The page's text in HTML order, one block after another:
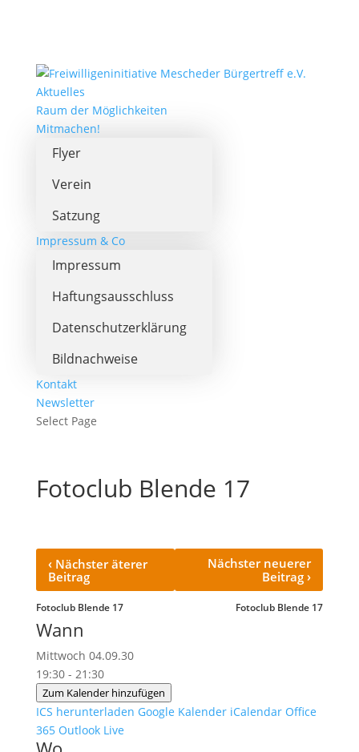
Aktuelles
Raum der Möglichkeiten
Mitmachen!
Flyer
Verein
Satzung
Impressum & Co
Impressum
Haftungsausschluss
Datenschutzerklärung
Bildnachweise
Kontakt
Newsletter
Select Page
Fotoclub Blende 17
‹Nächster äterer
Beitrag
Fotoclub Blende 17
Nächster neuerer
Beitrag›
Fotoclub Blende 17
Wann
Mittwoch 04.09.30
19:30 - 21:30
Zum Kalender hinzufügen
ICS herunterladen Google Kalender iCalendar Office
365 Outlook Live